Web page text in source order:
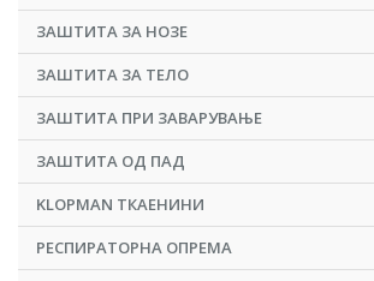
ЗАШТИТА ЗА НОЗЕ
ЗАШТИТА ЗА ТЕЛО
ЗАШТИТА ПРИ ЗАВАРУВАЊЕ
ЗАШТИТА ОД ПАД
KLOPMAN ТКАЕНИНИ
РЕСПИРАТОРНА ОПРЕМА